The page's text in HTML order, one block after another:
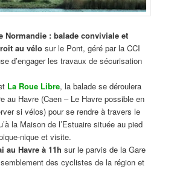
Normandie : balade conviviale et
au vélo sur le Pont, géré par la CCI
d’engager les travaux de sécurisation
La Roue Libre, la balade se déroulera
au Havre (Caen – Le Havre possible en
si vélos) pour se rendre à travers le
la Maison de l’Estuaire située au pied
nique et visite.
au Havre à 11h sur le parvis de la Gare
des cyclistes de la région et